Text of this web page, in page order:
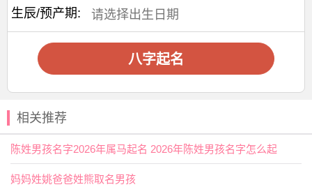
2035-05-13后起运
大运干支：乙卯 乙丑 乙亥乙酉乙未 乙巳 乙卯 乙丑 乙
交运年份：
2035 2045 2055 2065 2075 2085 2095 2105 2115
交运年龄：10岁 20岁 30岁 40岁 50岁 60岁 70岁 80
岁 90岁
2026年九月初四出生龙姓男孩名字
宜用字
生辰/预产期:
八字起名
相关推荐
陈姓男孩名字2026年属马起名 2026年陈姓男孩名字怎么起
妈妈姓姚爸爸姓熊取名男孩